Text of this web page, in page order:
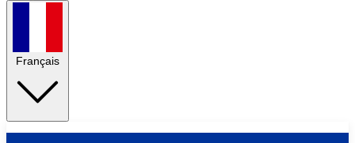
Français